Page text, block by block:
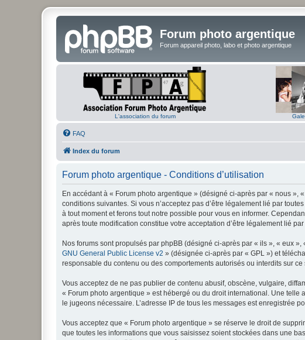
Forum photo argentique
Forum appareil photo, labo et photo argentique
L'association du forum
FAQ
Index du forum
Forum photo argentique - Conditions d’utilisation
En accédant à « Forum photo argentique » (désigné ci-après par « nous »,
conditions suivantes. Si vous n’acceptez pas d’être légalement lié par
à tout moment et ferons tout notre possible pour vous en informer.
après toute modification constitue votre acceptation d’être légalement lié
Nos forums sont propulsés par phpBB (désigné ci-après par « ils », « eux
GNU General Public License v2 » (désignée ci-après par « GPL ») et
responsable du contenu ou des comportements autorisés ou interdits sur
Vous acceptez de ne pas publier de contenu abusif, obscène, vulgaire,
« Forum photo argentique » est hébergé ou du droit international. Une telle
le jugeons nécessaire. L’adresse IP de tous les messages est enregistrée
Vous acceptez que « Forum photo argentique » se réserve le droit de
que toutes les informations que vous saisissez soient stockées dans une